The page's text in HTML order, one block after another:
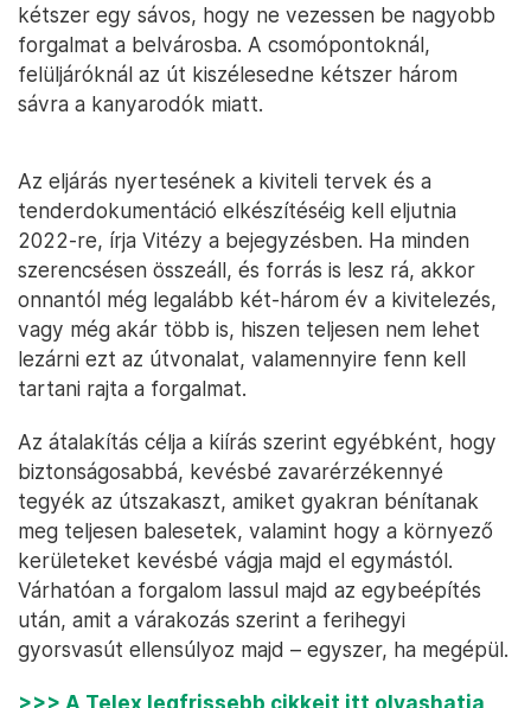
kétszer egy sávos, hogy ne vezessen be nagyobb
forgalmat a belvárosba. A csomópontoknál,
felüljáróknál az út kiszélesedne kétszer három
sávra a kanyarodók miatt.
Az eljárás nyertesének a kiviteli tervek és a
tenderdokumentáció elkészítéséig kell eljutnia
2022-re, írja Vitézy a bejegyzésben. Ha minden
szerencsésen összeáll, és forrás is lesz rá, akkor
onnantól még legalább két-három év a kivitelezés,
vagy még akár több is, hiszen teljesen nem lehet
lezárni ezt az útvonalat, valamennyire fenn kell
tartani rajta a forgalmat.
Az átalakítás célja a kiírás szerint egyébként, hogy
biztonságosabbá, kevésbé zavarérzékennyé
tegyék az útszakaszt, amiket gyakran bénítanak
meg teljesen balesetek, valamint hogy a környező
kerületeket kevésbé vágja majd el egymástól.
Várhatóan a forgalom lassul majd az egybeépítés
után, amit a várakozás szerint a ferihegyi
gyorsvasút ellensúlyoz majd – egyszer, ha megépül.
>>> A Telex legfrissebb cikkeit itt olvashatja